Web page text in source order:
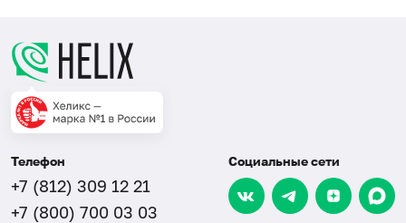
Телефон
+7 (812) 309 12 21
+7 (800) 700 03 03
Социальные сети